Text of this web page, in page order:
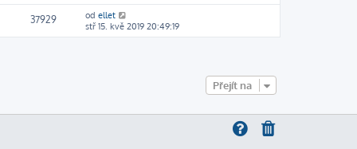
37929 od ellet
stř 15. kvě 2019 20:49:19
Přejít na